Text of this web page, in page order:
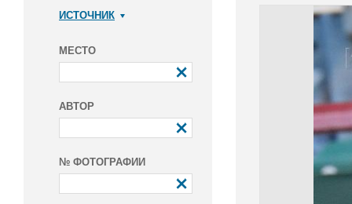
ИСТОЧНИК
МЕСТО
АВТОР
№ ФОТОГРАФИИ